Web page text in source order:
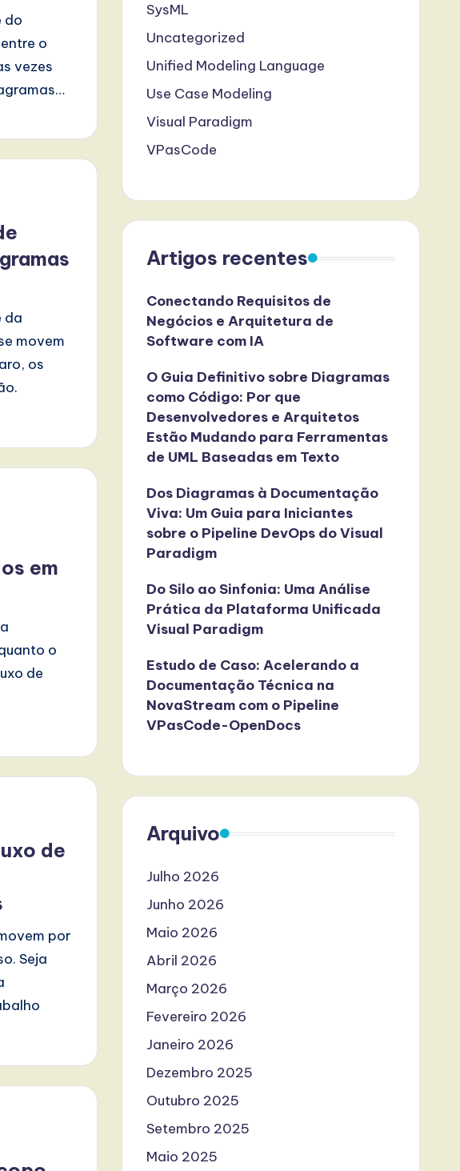
do
o
vezes
da
movem
os
em
o
de
de
por
Seja
SysML
Uncategorized
Unified Modeling Language
Use Case Modeling
Visual Paradigm
VPasCode
Artigos recentes
Conectando Requisitos de
Negócios e Arquitetura de
Software com IA
O Guia Definitivo sobre Diagramas
como Código: Por que
Desenvolvedores e Arquitetos
Estão Mudando para Ferramentas
de UML Baseadas em Texto
Dos Diagramas à Documentação
Viva: Um Guia para Iniciantes
sobre o Pipeline DevOps do Visual
Paradigm
Do Silo ao Sinfonia: Uma Análise
Prática da Plataforma Unificada
Visual Paradigm
Estudo de Caso: Acelerando a
Documentação Técnica na
NovaStream com o Pipeline
VPasCode-OpenDocs
Arquivo
Julho 2026
Junho 2026
Maio 2026
Abril 2026
Março 2026
Fevereiro 2026
Janeiro 2026
Dezembro 2025
Outubro 2025
Setembro 2025
Maio 2025